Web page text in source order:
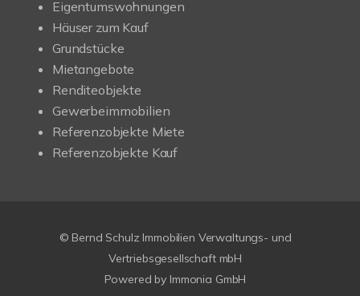
Eigentumswohnungen
Häuser zum Kauf
Grundstücke
Mietangebote
Renditeobjekte
Gewerbeimmobilien
Referenzobjekte Miete
Referenzobjekte Kauf
© Bernd Schulz Immobilien Verwaltungs- und
Vertriebsgesellschaft mbH
Powered by Immonia GmbH